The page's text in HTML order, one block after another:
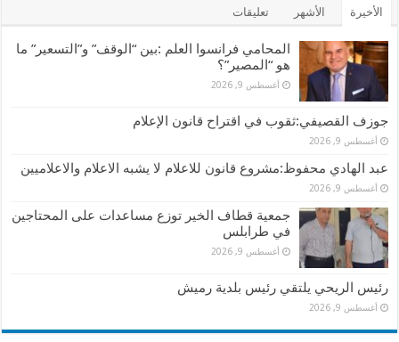
الأخيرة الأشهر تعليقات
المحامي فرانسوا العلم :بين “الوقف” و”التسعير” ما
هو “المصير”؟
أغسطس 9, 2026
جوزف القصيفي:ثقوب في اقتراح قانون الإعلام
أغسطس 9, 2026
عبد الهادي محفوظ:مشروع قانون للاعلام لا يشبه الاعلام والاعلاميين
أغسطس 9, 2026
جمعية قطاف الخير توزع مساعدات على المحتاجين
في طرابلس
أغسطس 9, 2026
رئيس الريحي يلتقي رئيس بلدية رميش
أغسطس 9, 2026